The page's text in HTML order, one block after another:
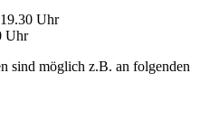
Uhr
Uhr
sind möglich z.B. an folgenden